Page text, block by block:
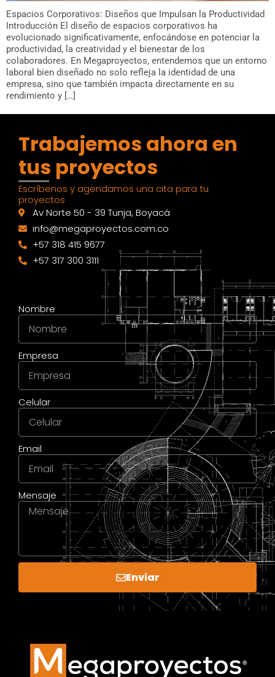
Espacios Corporativos: Diseños que Impulsan la Productividad
Introducción El diseño de espacios corporativos ha
evolucionado significativamente, enfocándose en potenciar la
productividad, la creatividad y el bienestar de los
colaboradores. En Megaproyectos, entendemos que un entorno
laboral bien diseñado no solo refleja la identidad de una
empresa, sino que también impacta directamente en su
rendimiento y […]
Nombre
Empresa
Celular
Email
Mensaje
Enviar
Trabajemos ahora en
tus proyectos
Escríbenos y agendamos una cita para tu
proyectos
Av Norte 50 - 39 Tunja, Boyacá
info@megaproyectos.com.co
+57 318 415 9677
+57 317 300 3111